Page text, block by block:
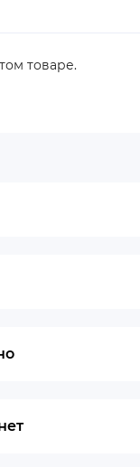
товаре.